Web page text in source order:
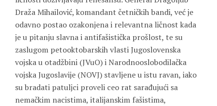
Draža Mihailović, komandant četničkih bandi, već je
odavno postao ozakonjena i relevantna ličnost kada
je u pitanju slavna i antifašistička prošlost, te su
zaslugom petooktobarskih vlasti Jugoslovenska
vojska u otadžbini (JVuO) i Narodnooslobodilačka
vojska Jugoslavije (NOVJ) stavljene u istu ravan, iako
su bradati patuljci proveli ceo rat sarađujući sa
nemačkim nacistima, italijanskim fašistima,